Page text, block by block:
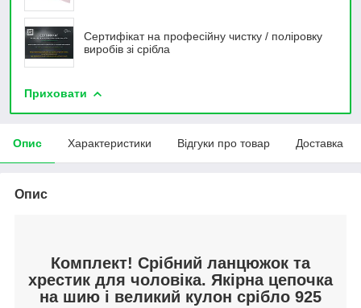
Сертифікат на професійну чистку / поліровку
виробів зі срібла
Приховати
Опис Характеристики Відгуки про товар Доставка
Опис
Комплект! Срібний ланцюжок та
хрестик для чоловіка. Якірна цепочка
на шию і великий кулон срібло 925